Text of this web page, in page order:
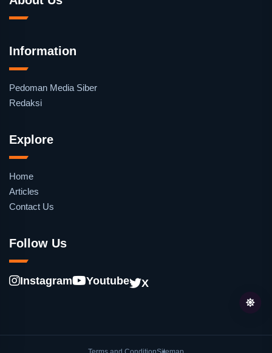
Information
Pedoman Media Siber
Redaksi
Explore
Home
Articles
Contact Us
Follow Us
Instagram Youtube X